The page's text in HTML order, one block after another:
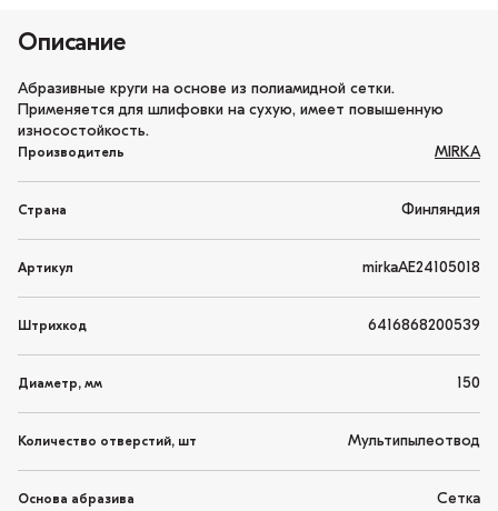
Описание
Абразивные круги на основе из полиамидной сетки.
Применяется для шлифовки на сухую, имеет повышенную
износостойкость.
Производитель MIRKA
Страна Финляндия
Артикул mirkaAE24105018
Штрихкод 6416868200539
Диаметр, мм 150
Количество отверстий, шт Мультипылеотвод
Основа абразива Сетка